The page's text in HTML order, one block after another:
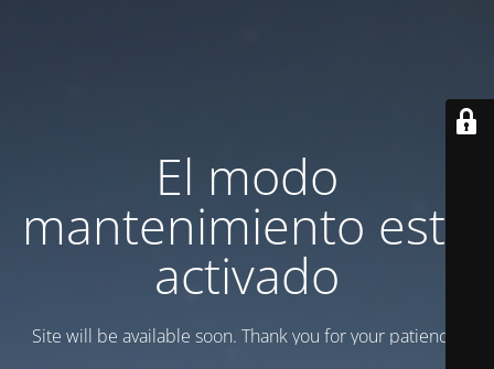
El modo
mantenimiento está
activado
Site will be available soon. Thank you for your patience!